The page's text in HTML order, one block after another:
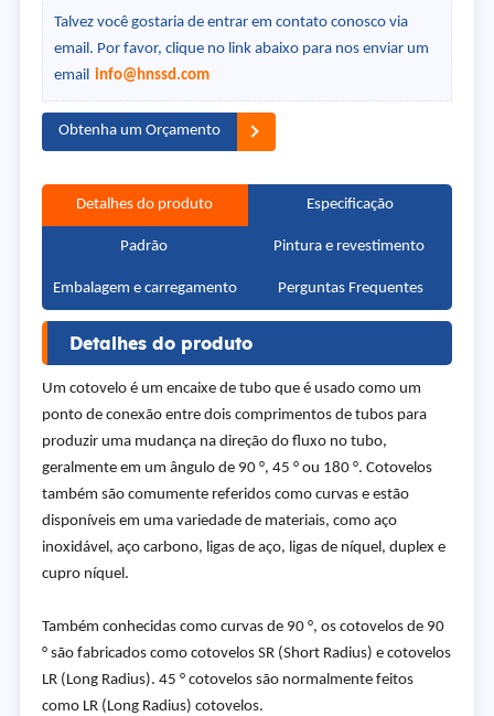
Talvez você gostaria de entrar em contato conosco via
email. Por favor, clique no link abaixo para nos enviar um
email info@hnssd.com
Obtenha um Orçamento
Detalhes do produto Especificação
Padrão Pintura e revestimento
Embalagem e carregamento Perguntas Frequentes
Detalhes do produto
Um cotovelo é um encaixe de tubo que é usado como um
ponto de conexão entre dois comprimentos de tubos para
produzir uma mudança na direção do fluxo no tubo,
geralmente em um ângulo de 90 °, 45 ° ou 180 °. Cotovelos
também são comumente referidos como curvas e estão
disponíveis em uma variedade de materiais, como aço
inoxidável, aço carbono, ligas de aço, ligas de níquel, duplex e
cupro níquel.
Também conhecidas como curvas de 90 °, os cotovelos de 90
° são fabricados como cotovelos SR (Short Radius) e cotovelos
LR (Long Radius). 45 ° cotovelos são normalmente feitos
como LR (Long Radius) cotovelos.